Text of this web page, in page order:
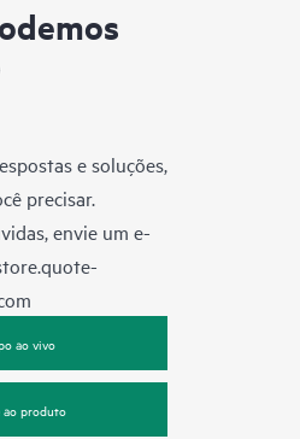
e soluções,
precisar.
envie um e-
ao vivo
ao produto